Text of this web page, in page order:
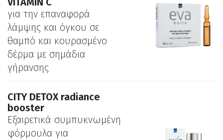
για την επαναφορά
λάμψης και όγκου σε
θαμπό και κουρασμένο
δέρμα με σημάδια
γήρανσης
CITY DETOX radiance
booster
Εξαιρετικά συμπυκνωμένη
φόρμουλα για